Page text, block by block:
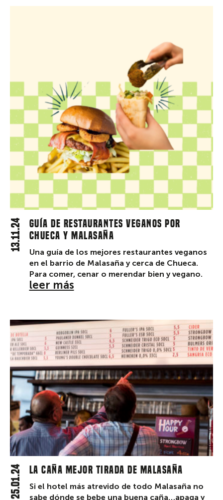
Guía de restaurantes veganos por
Chueca y Malasaña
13.11.24
Una guía de los mejores restaurantes veganos
en el barrio de Malasaña y cerca de Chueca.
Para comer, cenar o merendar bien y vegano.
leer más
La caña mejor tirada de Malasaña
25.01.24
Si el hotel más atrevido de todo Malasaña no
sabe dónde se bebe una buena caña…apaga y